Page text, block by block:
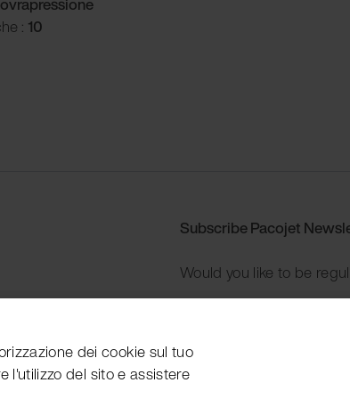
: 10
Subscribe Pacojet
Would you like to be
dei cookie sul tuo
l'utilizzo del sito e assistere